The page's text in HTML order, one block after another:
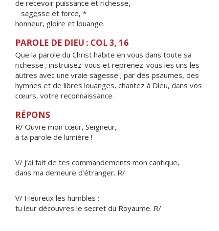
de recevoir puissance et richesse,
sagesse et force, *
honneur, gloire et louange.
PAROLE DE DIEU : COL 3, 16
Que la parole du Christ habite en vous dans toute sa
richesse ; instruisez-vous et reprenez-vous les uns les
autres avec une vraie sagesse ; par des psaumes, des
hymnes et de libres louanges, chantez à Dieu, dans vos
cœurs, votre reconnaissance.
RÉPONS
R/ Ouvre mon cœur, Seigneur,
à ta parole de lumière !
V/ J’ai fait de tes commandements mon cantique,
dans ma demeure d’étranger. R/
V/ Heureux les humbles :
tu leur découvres le secret du Royaume. R/